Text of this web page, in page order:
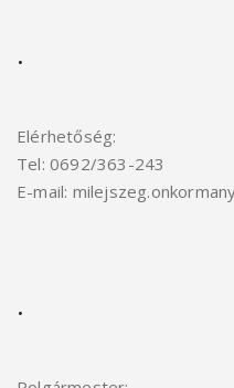
.
Elérhetőség:
Tel: 0692/363-243
E-mail:
.